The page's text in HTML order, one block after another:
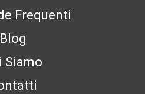
Frequenti
Blog
Siamo